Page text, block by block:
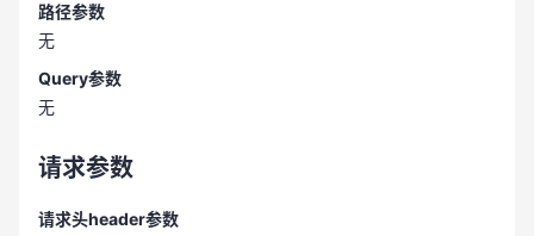
路径参数
无
Query参数
无
请求参数
请求头header参数